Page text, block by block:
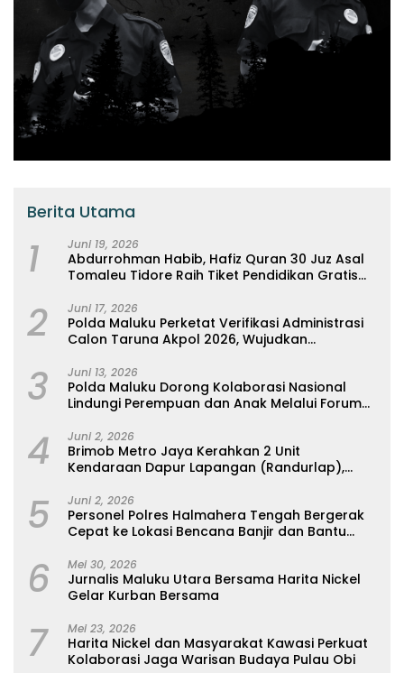
Berita Utama
1 Juni 19, 2026
Abdurrohman Habib, Hafiz Quran 30 Juz Asal
Tomaleu Tidore Raih Tiket Pendidikan Gratis
2 Juni 17, 2026
Polda Maluku Perketat Verifikasi Administrasi
Calon Taruna Akpol 2026, Wujudkan
3 Juni 13, 2026
Polda Maluku Dorong Kolaborasi Nasional
Lindungi Perempuan dan Anak Melalui Forum
4 Juni 2, 2026
Brimob Metro Jaya Kerahkan 2 Unit
Kendaraan Dapur Lapangan (Randurlap),
Kebakaran Pasar Jiung
5 Juni 2, 2026
Personel Polres Halmahera Tengah Bergerak
Cepat ke Lokasi Bencana Banjir dan Bantu
6 Mei 30, 2026
Jurnalis Maluku Utara Bersama Harita Nickel
Gelar Kurban Bersama
7 Mei 23, 2026
Harita Nickel dan Masyarakat Kawasi Perkuat
Kolaborasi Jaga Warisan Budaya Pulau Obi